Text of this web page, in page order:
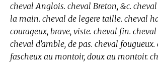
cheval Anglois. cheval Breton, &c.
la main. cheval de legere taille. cheval
courageux, brave, viste. cheval fin.
cheval d’amble, de pas. cheval fougueux.
fascheux au montoir, doux au montoir.